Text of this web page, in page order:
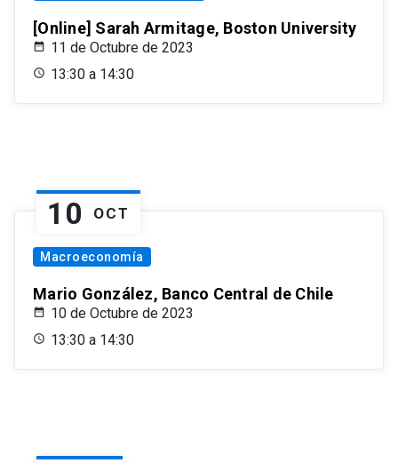
[Online] Sarah Armitage, Boston University
11 de Octubre de 2023
13:30 a 14:30
10 OCT
Macroeconomía
Mario González, Banco Central de Chile
10 de Octubre de 2023
13:30 a 14:30